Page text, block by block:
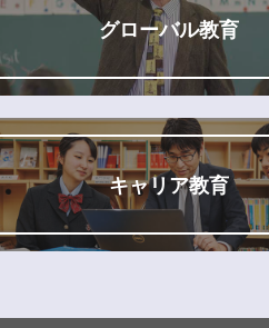
グローバル教育
キャリア教育